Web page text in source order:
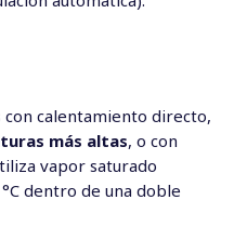
con calentamiento directo,
más altas, o con
vapor saturado
dentro de una doble